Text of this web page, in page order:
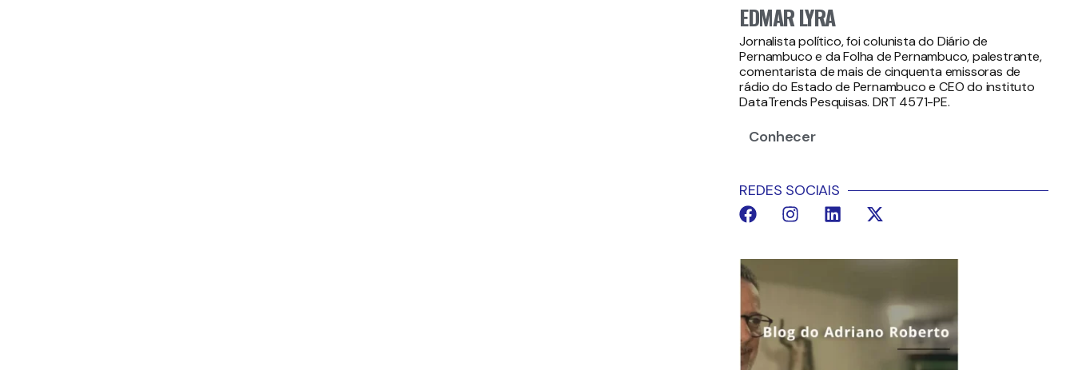
EDMAR LYRA
Jornalista político, foi colunista do Diário de
Pernambuco e da Folha de Pernambuco, palestrante,
comentarista de mais de cinquenta emissoras de
rádio do Estado de Pernambuco e CEO do instituto
DataTrends Pesquisas. DRT 4571-PE.
Conhecer
REDES SOCIAIS